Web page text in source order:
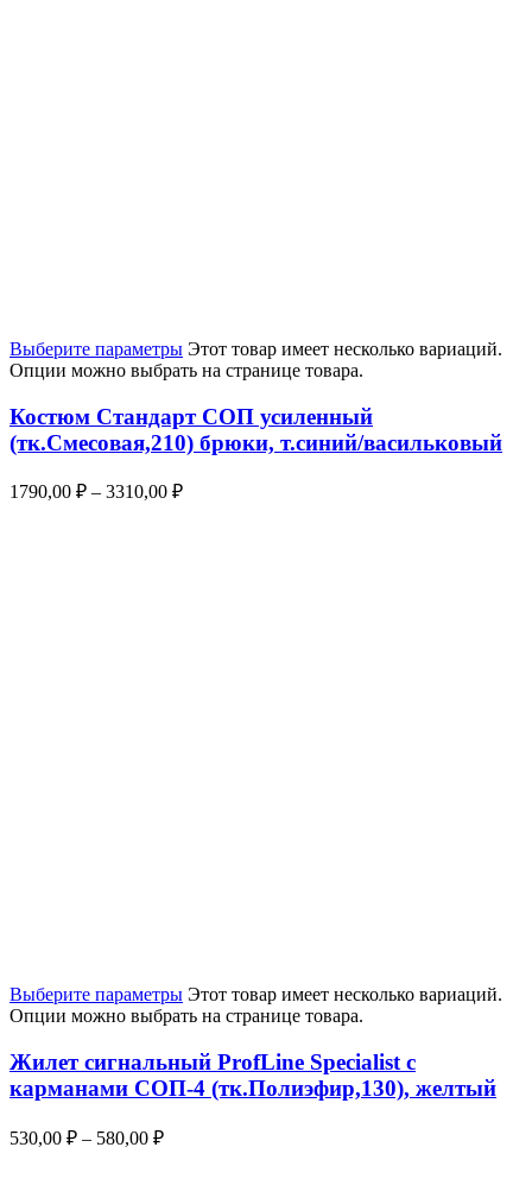
Выберите параметры Этот товар имеет несколько вариаций.
Опции можно выбрать на странице товара.
Костюм Стандарт СОП усиленный
(тк.Смесовая,210) брюки, т.синий/васильковый
1790,00 ₽ – 3310,00 ₽
Выберите параметры Этот товар имеет несколько вариаций.
Опции можно выбрать на странице товара.
Жилет сигнальный ProfLine Specialist с
карманами СОП-4 (тк.Полиэфир,130), желтый
530,00 ₽ – 580,00 ₽